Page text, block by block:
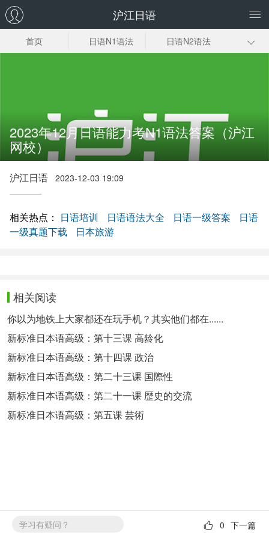
沪江日语
首页 日语N1语法 日语N2语法
日语语法入门
2023年12月日语能力考N1语法答案（沪江
网校）
沪江日语 2023-12-03 19:09
相关热点： 日语培训 日语语法大全 日语一级答案
日语
一级真题下载
日本旅游
相关阅读
你以为地铁上大家都还在玩手机？其实他们都在......
新标准日本语高级：第十三课 高龄化
新标准日本语高级：第十四课 政治
新标准日本语高级：第二十三课 国際性
新标准日本语高级：第二十一课 歴史的交流
新标准日本语高级：第五课 芸術
学习有疑问？ 下一篇
0